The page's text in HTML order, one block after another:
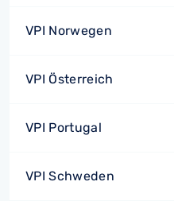
VPI Norwegen
VPI Österreich
VPI Portugal
VPI Schweden